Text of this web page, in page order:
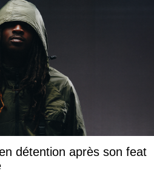
détention après son feat